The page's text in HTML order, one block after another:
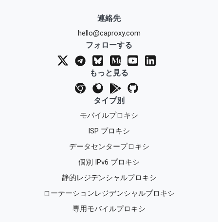
連絡先
hello@caproxy.com
フォローする
もっと見る
タイプ別
モバイルプロキシ
ISP プロキシ
データセンタープロキシ
個別 IPv6 プロキシ
静的レジデンシャルプロキシ
ローテーションレジデンシャルプロキシ
専用モバイルプロキシ